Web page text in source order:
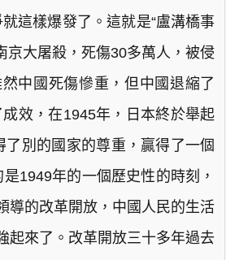
這樣爆發了。這就是“盧溝橋事
京大屠殺，死傷30多萬人，被侵
中國死傷慘重，但中國退縮了
效，在1945年，日本終於舉起
別的國家的尊重，贏得了一個
1949年的一個歷史性的時刻，
導的改革開放，中國人民的生活
起來了。改革開放三十多年過去